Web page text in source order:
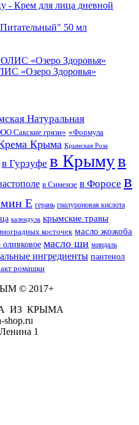
50 мл
«Озеро Здоровья»
Натуральная
Сакские грязи» «Формула
Крыма Крымская Роза
в Гурзуфе в Крымув
в Симеизе в Форосе в
Е герань гиалуроновая кислота
календула крымские травы
косточек масло жожоба
оливковое масло ши миндаль
ингредиенты пантенол
ромашки
© 2017+
ИЗ КРЫМА
shop.ru
1